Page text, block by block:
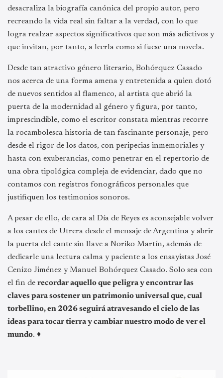
desacraliza la biografía canónica del propio autor, pero
recreando la vida real sin faltar a la verdad, con lo que
logra realzar aspectos significativos que son más adictivos y
que invitan, por tanto, a leerla como si fuese una novela.
Desde tan atractivo género literario, Bohórquez Casado
nos acerca de una forma amena y entretenida a quien dotó
de nuevos sentidos al flamenco, al artista que abrió la
puerta de la modernidad al género y figura, por tanto,
imprescindible, como el escritor constata mientras recorre
la rocambolesca historia de tan fascinante personaje, pero
desde el rigor de los datos, con peripecias inmemoriales y
hasta con exuberancias, como penetrar en el repertorio de
una obra tipológica compleja de evidenciar, dado que no
contamos con registros fonográficos personales que
justifiquen los testimonios sonoros.
A pesar de ello, de cara al Día de Reyes es aconsejable volver
a los cantes de Utrera desde el mensaje de Argentina y abrir
la puerta del cante sin llave a Noriko Martín, además de
dedicarle una lectura calma y paciente a los ensayistas José
Cenizo Jiménez y Manuel Bohórquez Casado. Solo sea con
el fin de recordar aquello que peligra y encontrar las
claves para sostener un patrimonio universal que, cual
torbellino, en 2026 seguirá atravesando el cielo de las
ideas para tocar tierra y cambiar nuestro modo de ver el
mundo. ♦